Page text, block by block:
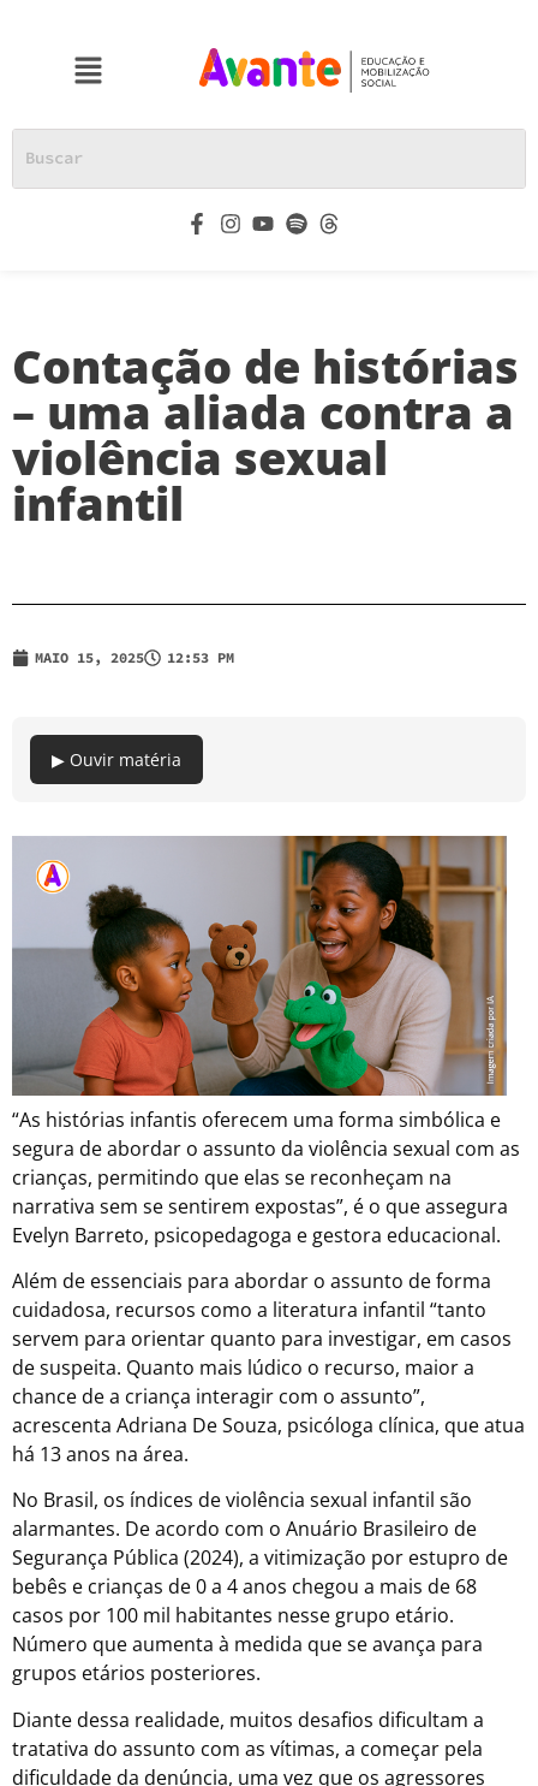
Contação de histórias
– uma aliada contra a
violência sexual
infantil
MAIO 15, 2025 12:53 PM
▶ Ouvir matéria
“As histórias infantis oferecem uma forma simbólica e
segura de abordar o assunto da violência sexual com as
crianças, permitindo que elas se reconheçam na
narrativa sem se sentirem expostas”, é o que assegura
Evelyn Barreto, psicopedagoga e gestora educacional.
Além de essenciais para abordar o assunto de forma
cuidadosa, recursos como a literatura infantil “tanto
servem para orientar quanto para investigar, em casos
de suspeita. Quanto mais lúdico o recurso, maior a
chance de a criança interagir com o assunto”,
acrescenta Adriana De Souza, psicóloga clínica, que atua
há 13 anos na área.
No Brasil, os índices de violência sexual infantil são
alarmantes. De acordo com o Anuário Brasileiro de
Segurança Pública (2024), a vitimização por estupro de
bebês e crianças de 0 a 4 anos chegou a mais de 68
casos por 100 mil habitantes nesse grupo etário.
Número que aumenta à medida que se avança para
grupos etários posteriores.
Diante dessa realidade, muitos desafios dificultam a
tratativa do assunto com as vítimas, a começar pela
dificuldade da denúncia, uma vez que os agressores